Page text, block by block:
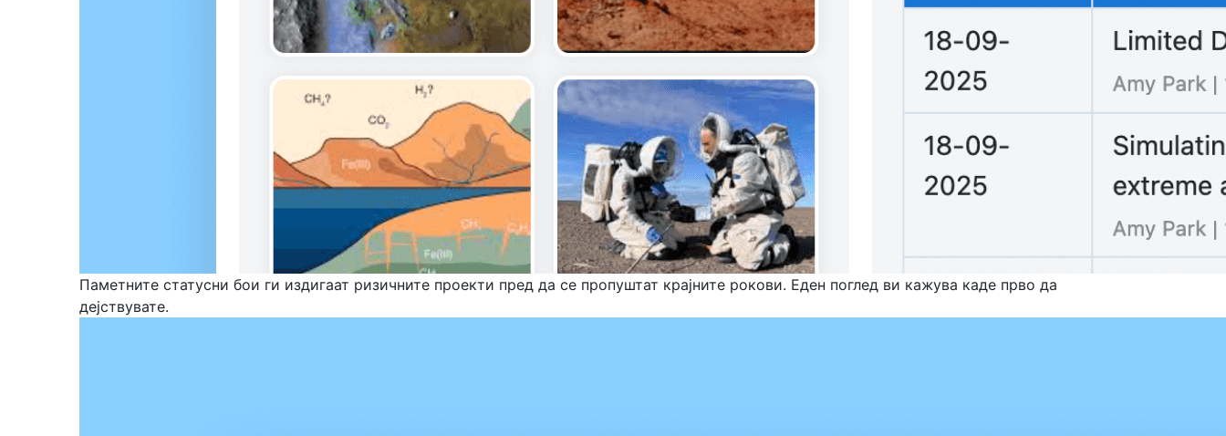
Паметните статусни бои ги издигаат ризичните проекти пред да се пропуштат крајните рокови. Еден поглед ви кажува каде прво да
дејствувате.